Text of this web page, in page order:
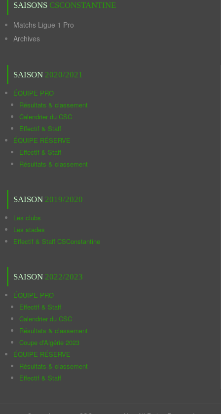
SAISONS CSCONSTANTINE
Matchs Ligue 1 Pro
Archives
SAISON 2020/2021
ÉQUIPE PRO
Résultats & classement
Calendrier du CSC
Effectif & Staff
ÉQUIPE RÉSERVE
Effectif & Staff
Résultats & classement
SAISON 2019/2020
Les clubs
Les stades
Effectif & Staff CSConstantine
SAISON 2022/2023
ÉQUIPE PRO
Effectif & Staff
Calendrier du CSC
Résultats & classement
Coupe d'Algérie 2023
ÉQUIPE RÉSERVE
Résultats & classement
Effectif & Staff